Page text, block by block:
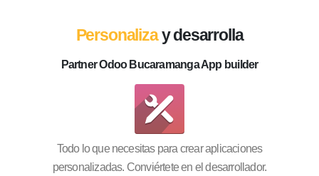
Personalizay desarrolla
Partner Odoo Bucaramanga App builder
Todo lo que necesitas para crear aplicaciones
personalizadas. Conviértete en el desarrollador.